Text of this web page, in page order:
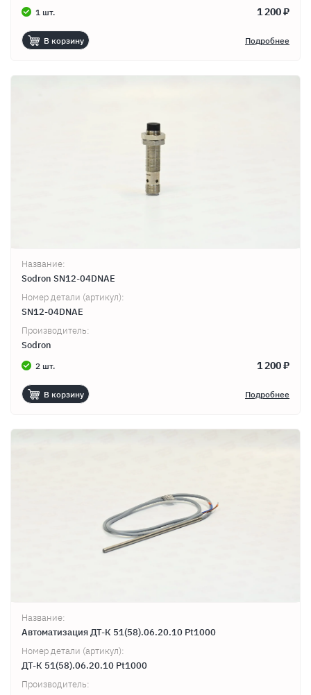
1 шт. 1 200 ₽
В корзину Подробнее
Название:
Sodron SN12-04DNAE
Номер детали (артикул):
SN12-04DNAE
Производитель:
Sodron
2 шт. 1 200 ₽
В корзину Подробнее
Название:
Автоматизация ДТ-К 51(58).06.20.10 Pt1000
Номер детали (артикул):
ДТ-К 51(58).06.20.10 Pt1000
Производитель: